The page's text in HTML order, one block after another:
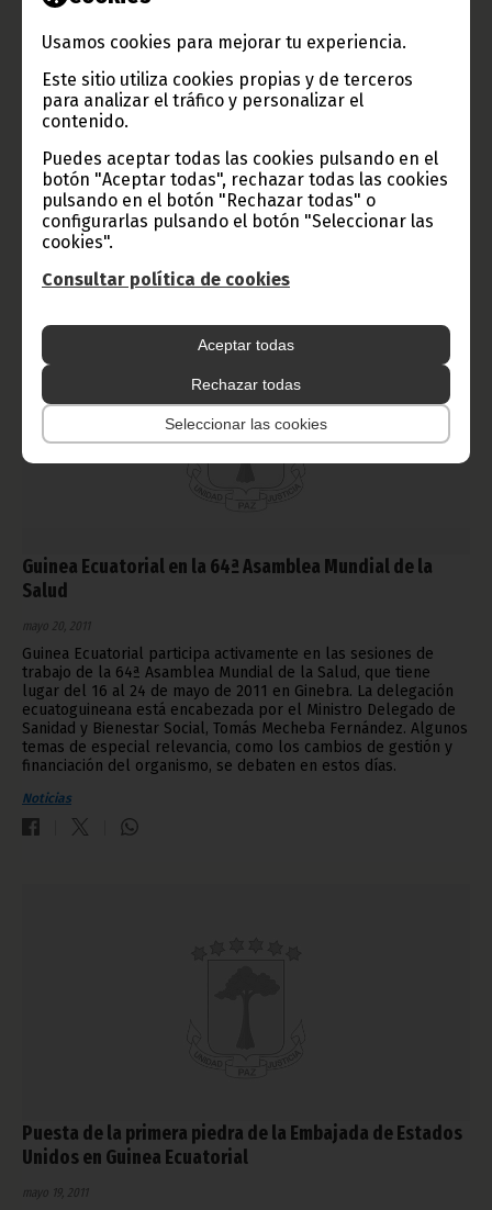
Usamos cookies para mejorar tu experiencia.
Este sitio utiliza cookies propias y de terceros
para analizar el tráfico y personalizar el
contenido.
Puedes aceptar todas las cookies pulsando en el
botón "Aceptar todas", rechazar todas las cookies
pulsando en el botón "Rechazar todas" o
configurarlas pulsando el botón "Seleccionar las
cookies".
Consultar política de cookies
Aceptar todas
Rechazar todas
Seleccionar las cookies
El Ministerio de Sanidad y Bienestar Social anuncia 50
plazas de enfermería para el Centro Médico de Sipopo
mayo 20, 2011
Con ocasión de la Cumbre de la Unión Africana, a celebrar
de Sipopo, el Ministerio de Sanidad y Bienestar Social informa a
todos los profesionales de enfermería sobre las 50 plazas
disponibles en el Centro Médico de esa ciudad.
Noticias Gobierno
Guinea Ecuatorial en la 64ª Asamblea Mundial de la
Salud
mayo 20, 2011
Guinea Ecuatorial participa activamente en las sesiones de
trabajo de la 64ª Asamblea Mundial de la Salud, que tiene
lugar del 16 al 24 de mayo de 2011 en Ginebra. La delegación
ecuatoguineana está encabezada por el Ministro Delegado de
Sanidad y Bienestar Social, Tomás Mecheba Fernández. Algunos
temas de especial relevancia, como los cambios de gestión y
financiación del organismo, se debaten en estos días.
Noticias
Puesta de la primera piedra de la Embajada de Estados
Unidos en Guinea Ecuatorial
mayo 19, 2011